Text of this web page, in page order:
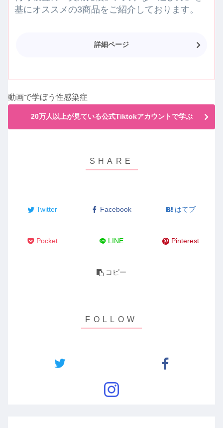
基にオススメの3商品をご紹介しております。
詳細ページ
動画で学ぼう性感染症
20万人以上が見ている公式Tiktokアカウントで学ぶ
Twitter Facebook はてブ
Pocket LINE Pinterest
コピー